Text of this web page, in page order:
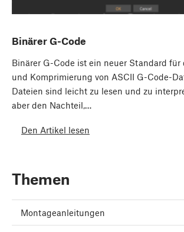
Binärer G-Code
Binärer G-Code ist ein neuer Standard für
und Komprimierung von ASCII G-Code-
Dateien sind leicht zu lesen und zu
aber den Nachteil,…
Den Artikel lesen
Themen
Montageanleitungen